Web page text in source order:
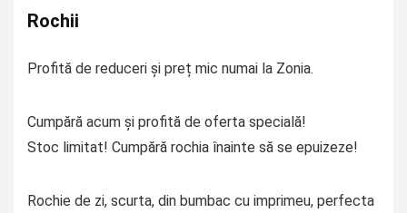
Rochii
Profită de reduceri și preț mic numai la Zonia.
Cumpără acum și profită de oferta specială!
Stoc limitat! Cumpără rochia înainte să se epuizeze!
Rochie de zi, scurta, din bumbac cu imprimeu, perfecta